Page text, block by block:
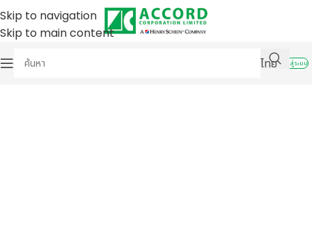
Skip to navigation
Skip to main content
ไทย
เข้าสู่ระบบ